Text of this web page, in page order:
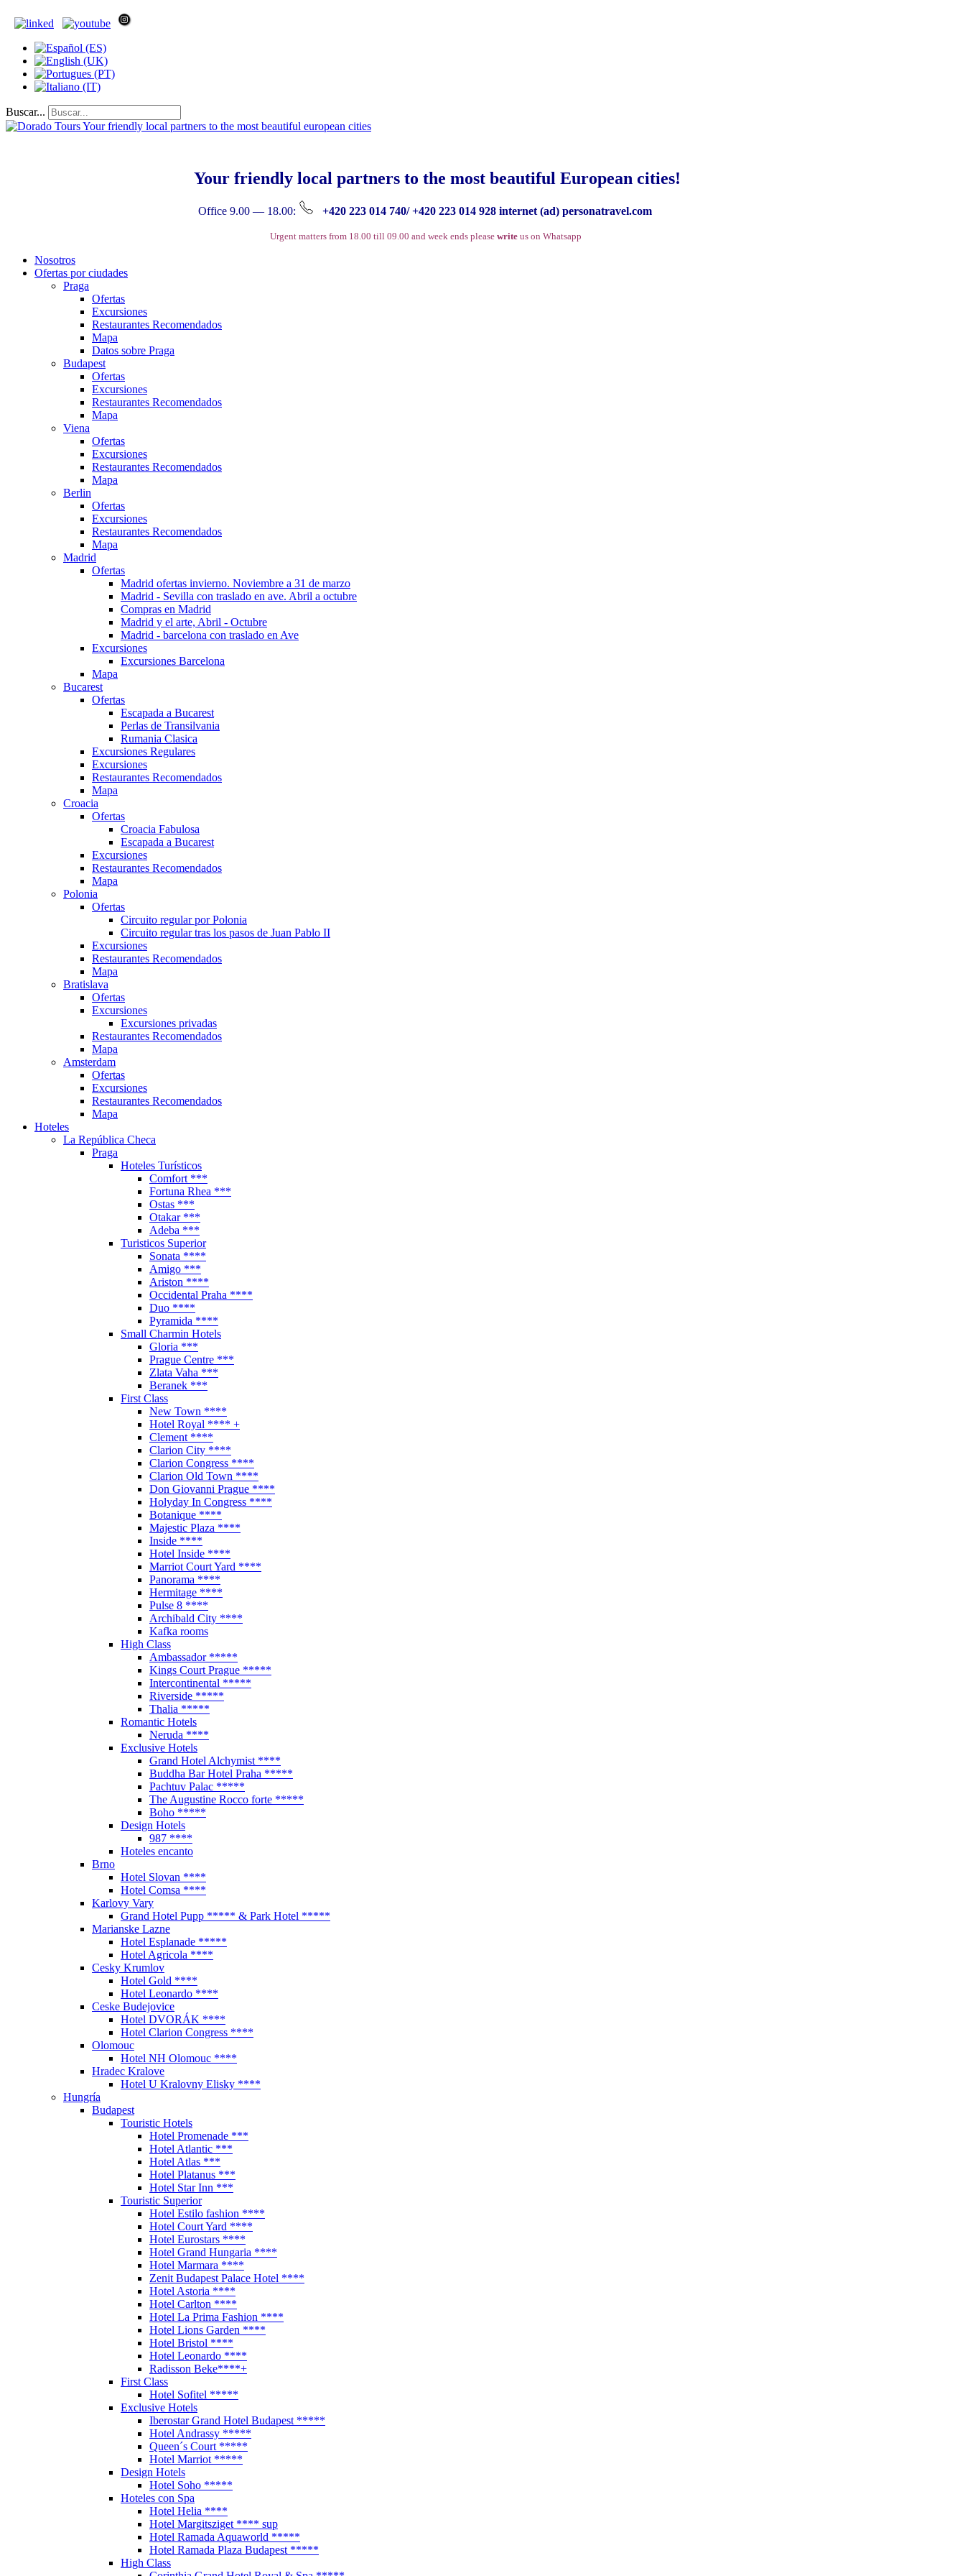
Buscar...
Your friendly local partners to the most beautiful European cities!
Office 9.00 — 18.00: +420 223 014 740/ +420 223 014 928 internet (ad) personatravel.com
Urgent matters from 18.00 till 09.00 and week ends please write us on Whatsapp
Nosotros
Ofertas por ciudades
Praga
Ofertas
Excursiones
Restaurantes Recomendados
Mapa
Datos sobre Praga
Budapest
Ofertas
Excursiones
Restaurantes Recomendados
Mapa
Viena
Ofertas
Excursiones
Restaurantes Recomendados
Mapa
Berlin
Ofertas
Excursiones
Restaurantes Recomendados
Mapa
Madrid
Ofertas
Madrid ofertas invierno. Noviembre a 31 de marzo
Madrid - Sevilla con traslado en ave. Abril a octubre
Compras en Madrid
Madrid y el arte, Abril - Octubre
Madrid - barcelona con traslado en Ave
Excursiones
Excursiones Barcelona
Mapa
Bucarest
Ofertas
Escapada a Bucarest
Perlas de Transilvania
Rumania Clasica
Excursiones Regulares
Excursiones
Restaurantes Recomendados
Mapa
Croacia
Ofertas
Croacia Fabulosa
Escapada a Bucarest
Excursiones
Restaurantes Recomendados
Mapa
Polonia
Ofertas
Circuito regular por Polonia
Circuito regular tras los pasos de Juan Pablo II
Excursiones
Restaurantes Recomendados
Mapa
Bratislava
Ofertas
Excursiones
Excursiones privadas
Restaurantes Recomendados
Mapa
Amsterdam
Ofertas
Excursiones
Restaurantes Recomendados
Mapa
Hoteles
La República Checa
Praga
Hoteles Turísticos
Comfort ***
Fortuna Rhea ***
Ostas ***
Otakar ***
Adeba ***
Turisticos Superior
Sonata ****
Amigo ***
Ariston ****
Occidental Praha ****
Duo ****
Pyramida ****
Small Charmin Hotels
Gloria ***
Prague Centre ***
Zlata Vaha ***
Beranek ***
First Class
New Town ****
Hotel Royal **** +
Clement ****
Clarion City ****
Clarion Congress ****
Clarion Old Town ****
Don Giovanni Prague ****
Holyday In Congress ****
Botanique ****
Majestic Plaza ****
Inside ****
Hotel Inside ****
Marriot Court Yard ****
Panorama ****
Hermitage ****
Pulse 8 ****
Archibald City ****
Kafka rooms
High Class
Ambassador *****
Kings Court Prague *****
Intercontinental *****
Riverside *****
Thalia *****
Romantic Hotels
Neruda ****
Exclusive Hotels
Grand Hotel Alchymist ****
Buddha Bar Hotel Praha *****
Pachtuv Palac *****
The Augustine Rocco forte *****
Boho *****
Design Hotels
987 ****
Hoteles encanto
Brno
Hotel Slovan ****
Hotel Comsa ****
Karlovy Vary
Grand Hotel Pupp ***** & Park Hotel *****
Marianske Lazne
Hotel Esplanade *****
Hotel Agricola ****
Cesky Krumlov
Hotel Gold ****
Hotel Leonardo ****
Ceske Budejovice
Hotel DVORÁK ****
Hotel Clarion Congress ****
Olomouc
Hotel NH Olomouc ****
Hradec Kralove
Hotel U Kralovny Elisky ****
Hungría
Budapest
Touristic Hotels
Hotel Promenade ***
Hotel Atlantic ***
Hotel Atlas ***
Hotel Platanus ***
Hotel Star Inn ***
Touristic Superior
Hotel Estilo fashion ****
Hotel Court Yard ****
Hotel Eurostars ****
Hotel Grand Hungaria ****
Hotel Marmara ****
Zenit Budapest Palace Hotel ****
Hotel Astoria ****
Hotel Carlton ****
Hotel La Prima Fashion ****
Hotel Lions Garden ****
Hotel Bristol ****
Hotel Leonardo ****
Radisson Beke****+
First Class
Hotel Sofitel *****
Exclusive Hotels
Iberostar Grand Hotel Budapest *****
Hotel Andrassy *****
Queen´s Court *****
Hotel Marriot *****
Design Hotels
Hotel Soho *****
Hoteles con Spa
Hotel Helia ****
Hotel Margitsziget **** sup
Hotel Ramada Aquaworld *****
Hotel Ramada Plaza Budapest *****
High Class